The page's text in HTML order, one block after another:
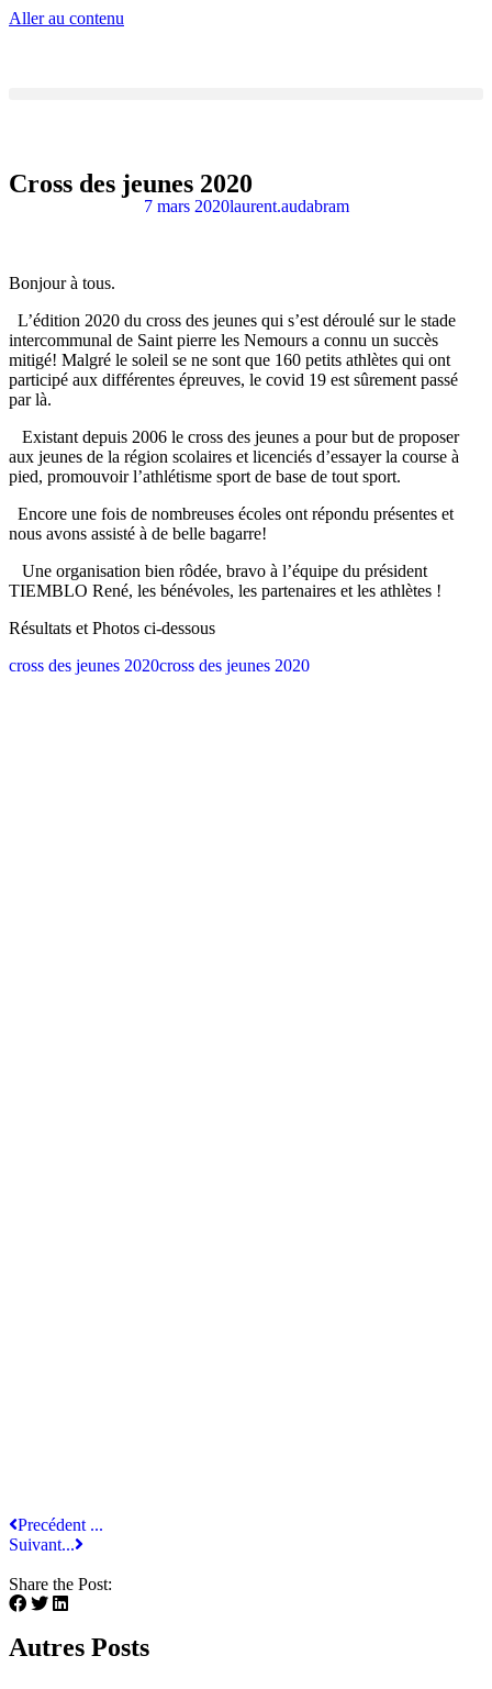
Aller au contenu
Cross des jeunes 2020
7 mars 2020laurent.audabram
Bonjour à tous.
L’édition 2020 du cross des jeunes qui s’est déroulé sur le stade
intercommunal de Saint pierre les Nemours a connu un succès
mitigé! Malgré le soleil se ne sont que 160 petits athlètes qui ont
participé aux différentes épreuves, le covid 19 est sûrement passé
par là.
Existant depuis 2006 le cross des jeunes a pour but de proposer
aux jeunes de la région scolaires et licenciés d’essayer la course à
pied, promouvoir l’athlétisme sport de base de tout sport.
Encore une fois de nombreuses écoles ont répondu présentes et
nous avons assisté à de belle bagarre!
Une organisation bien rôdée, bravo à l’équipe du président
TIEMBLO René, les bénévoles, les partenaires et les athlètes !
Résultats et Photos ci-dessous
cross des jeunes 2020cross des jeunes 2020
Precédent ...
Suivant...
Share the Post:
Autres Posts